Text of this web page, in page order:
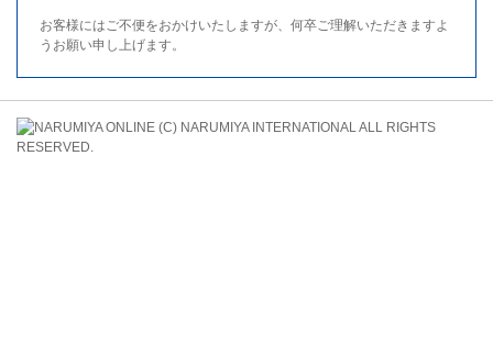
お客様にはご不便をおかけいたしますが、何卒ご理解いただきますよ
うお願い申し上げます。